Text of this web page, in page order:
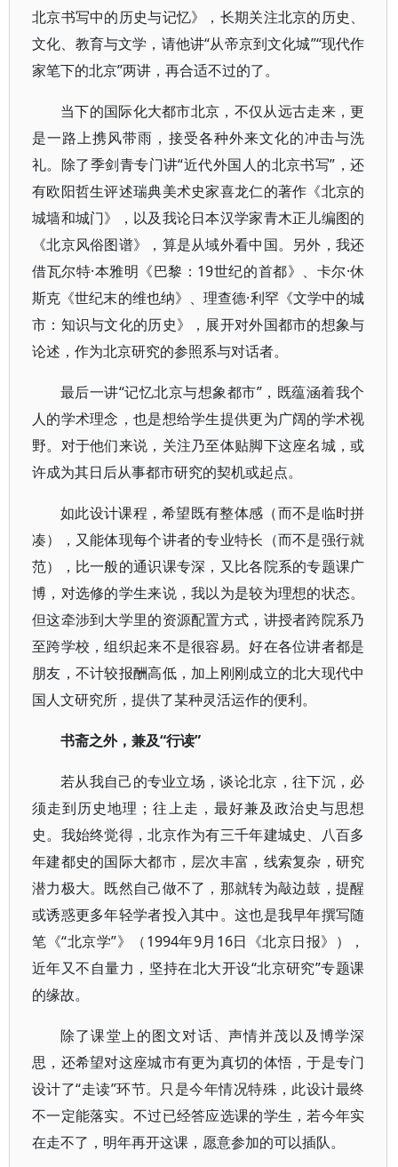
北京书写中的历史与记忆》，长期关注北京的历史、
文化、教育与文学，请他讲“从帝京到文化城”“现代作
家笔下的北京”两讲，再合适不过的了。
当下的国际化大都市北京，不仅从远古走来，更
是一路上携风带雨，接受各种外来文化的冲击与洗
礼。除了季剑青专门讲“近代外国人的北京书写”，还
有欧阳哲生评述瑞典美术史家喜龙仁的著作《北京的
城墙和城门》，以及我论日本汉学家青木正儿编图的
《北京风俗图谱》，算是从域外看中国。另外，我还
借瓦尔特·本雅明《巴黎：19世纪的首都》、卡尔·休
斯克《世纪末的维也纳》、理查德·利罕《文学中的城
市：知识与文化的历史》，展开对外国都市的想象与
论述，作为北京研究的参照系与对话者。
最后一讲“记忆北京与想象都市”，既蕴涵着我个
人的学术理念，也是想给学生提供更为广阔的学术视
野。对于他们来说，关注乃至体贴脚下这座名城，或
许成为其日后从事都市研究的契机或起点。
如此设计课程，希望既有整体感（而不是临时拼
凑），又能体现每个讲者的专业特长（而不是强行就
范），比一般的通识课专深，又比各院系的专题课广
博，对选修的学生来说，我以为是较为理想的状态。
但这牵涉到大学里的资源配置方式，讲授者跨院系乃
至跨学校，组织起来不是很容易。好在各位讲者都是
朋友，不计较报酬高低，加上刚刚成立的北大现代中
国人文研究所，提供了某种灵活运作的便利。
书斋之外，兼及“行读”
若从我自己的专业立场，谈论北京，往下沉，必
须走到历史地理；往上走，最好兼及政治史与思想
史。我始终觉得，北京作为有三千年建城史、八百多
年建都史的国际大都市，层次丰富，线索复杂，研究
潜力极大。既然自己做不了，那就转为敲边鼓，提醒
或诱惑更多年轻学者投入其中。这也是我早年撰写随
笔《“北京学”》（1994年9月16日《北京日报》），
近年又不自量力，坚持在北大开设“北京研究”专题课
的缘故。
除了课堂上的图文对话、声情并茂以及博学深
思，还希望对这座城市有更为真切的体悟，于是专门
设计了“走读”环节。只是今年情况特殊，此设计最终
不一定能落实。不过已经答应选课的学生，若今年实
在走不了，明年再开这课，愿意参加的可以插队。